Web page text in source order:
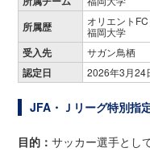
所属歴
オリエント
福岡大学
受入先 サガン鳥栖
認定日 2026年3月24
JFA・Ｊリーグ特別指
目的：サッカー選手とし